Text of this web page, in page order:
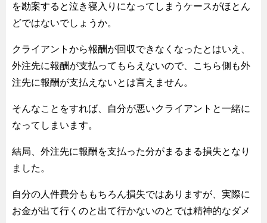
を勘案すると泣き寝入りになってしまうケースがほとん
どではないでしょうか。
クライアントから報酬が回収できなくなったとはいえ、
外注先に報酬が支払ってもらえないので、こちら側も外
注先に報酬が支払えないとは言えません。
そんなことをすれば、自分が悪いクライアントと一緒に
なってしまいます。
結局、外注先に報酬を支払った分がまるまる損失となり
ました。
自分の人件費分ももちろん損失ではありますが、実際に
お金が出て行くのと出て行かないのとでは精神的なダメ